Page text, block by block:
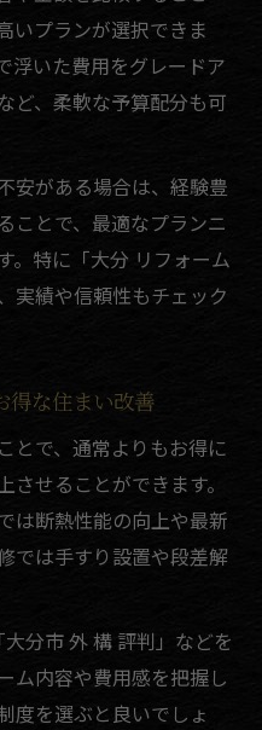
いプランが選択できま
浮いた費用をグレードア
ど、柔軟な予算配分も可
安がある場合は、経験豊
ことで、最適なプランニ
。特に「大分 リフォーム
実績や信頼性もチェック
得な住まい改善
とで、通常よりもお得に
せることができます。
は断熱性能の向上や最新
では手すり設置や段差解
分市 外 構 評判」などを
ム内容や費用感を把握し
度を選ぶと良いでしょ